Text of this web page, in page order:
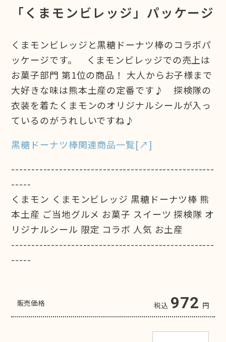
「くまモンビレッジ」パッケージ
くまモンビレッジと黒糖ドーナツ棒のコラボパ
ッケージです。 くまモンビレッジでの売上は
お菓子部門 第1位の商品！ 大人からお子様まで
大好きな味は熊本土産の定番です♪ 探検隊の
衣装を着たくまモンのオリジナルシールが入っ
ているのがうれしいですね♪
黒糖ドーナツ棒関連商品一覧[↗]
---------------------------------------------------
-----
くまモン くまモンビレッジ 黒糖ドーナツ棒 熊
本土産 ご当地グルメ お菓子 スイーツ 探検隊 オ
リジナルシール 限定 コラボ 人気 お土産
---------------------------------------------------
-----
販売価格 税込 972 円